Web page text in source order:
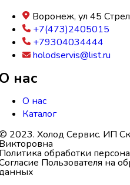
Воронеж, ул 45
+7(473)2405015
+79304034444
holodservis@list.ru
нас
О нас
Каталог
2023. Холод Сервис. ИП
обработки
Пользователя на